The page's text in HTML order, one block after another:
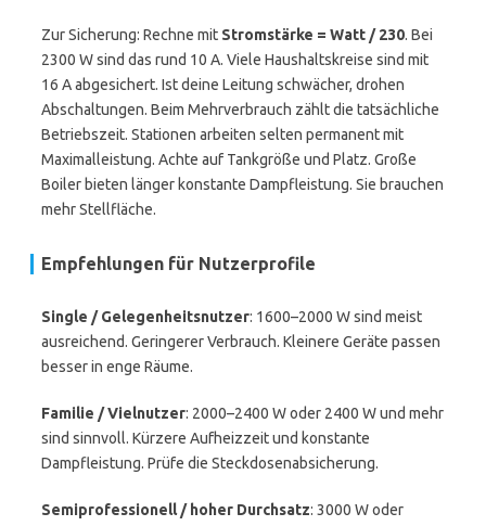
Zur Sicherung: Rechne mit Stromstärke = Watt / 230. Bei
2300 W sind das rund 10 A. Viele Haushaltskreise sind mit
16 A abgesichert. Ist deine Leitung schwächer, drohen
Abschaltungen. Beim Mehrverbrauch zählt die tatsächliche
Betriebszeit. Stationen arbeiten selten permanent mit
Maximalleistung. Achte auf Tankgröße und Platz. Große
Boiler bieten länger konstante Dampfleistung. Sie brauchen
mehr Stellfläche.
Empfehlungen für Nutzerprofile
Single / Gelegenheitsnutzer: 1600–2000 W sind meist
ausreichend. Geringerer Verbrauch. Kleinere Geräte passen
besser in enge Räume.
Familie / Vielnutzer: 2000–2400 W oder 2400 W und mehr
sind sinnvoll. Kürzere Aufheizzeit und konstante
Dampfleistung. Prüfe die Steckdosenabsicherung.
Semiprofessionell / hoher Durchsatz: 3000 W oder